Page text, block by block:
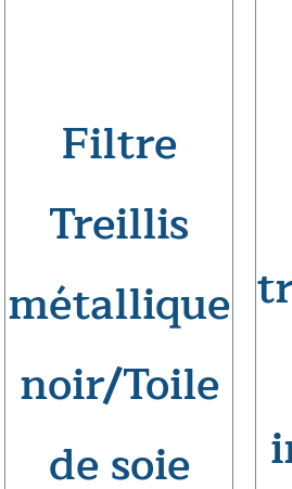
Filtre
Treillis
métallique
noir/Toile
de soie